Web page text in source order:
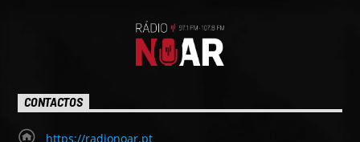
CONTACTOS
https://radionoar.pt